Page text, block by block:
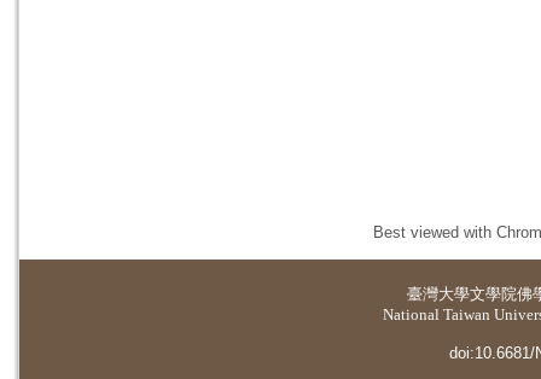
Best viewed with
臺灣大學文學院佛
National Taiwan
doi:10.6681/